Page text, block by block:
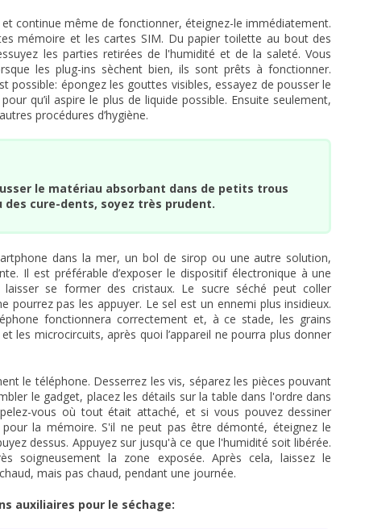
continue même de fonctionner, éteignez-le immédiatement.
mémoire et les cartes SIM. Du papier toilette au bout des
les parties retirées de l'humidité et de la saleté. Vous
les plug-ins sèchent bien, ils sont prêts à fonctionner.
possible: épongez les gouttes visibles, essayez de pousser le
qu’il aspire le plus de liquide possible. Ensuite seulement,
procédures d’hygiène.
le matériau absorbant dans de petits trous
des cure-dents, soyez très prudent.
dans la mer, un bol de sirop ou une autre solution,
Il est préférable d’exposer le dispositif électronique à une
laisser se former des cristaux. Le sucre séché peut coller
pourrez pas les appuyer. Le sel est un ennemi plus insidieux.
fonctionnera correctement et, à ce stade, les grains
les microcircuits, après quoi l’appareil ne pourra plus donner
le téléphone. Desserrez les vis, séparez les pièces pouvant
le gadget, placez les détails sur la table dans l'ordre dans
vous où tout était attaché, et si vous pouvez dessiner
la mémoire. S'il ne peut pas être démonté, éteignez le
dessus. Appuyez sur jusqu'à ce que l'humidité soit libérée.
soigneusement la zone exposée. Après cela, laissez le
mais pas chaud, pendant une journée.
auxiliaires pour le séchage: